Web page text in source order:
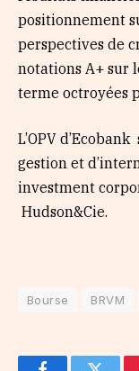
positionnement
perspectives de
notations A+ sur
terme octroyées
L’OPV
gestion et
investment
Hudson&Cie.
Bourse BRVM